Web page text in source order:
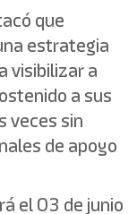
que
estrategia
visibilizar a
a sus
veces sin
de apoyo
el 03 de junio